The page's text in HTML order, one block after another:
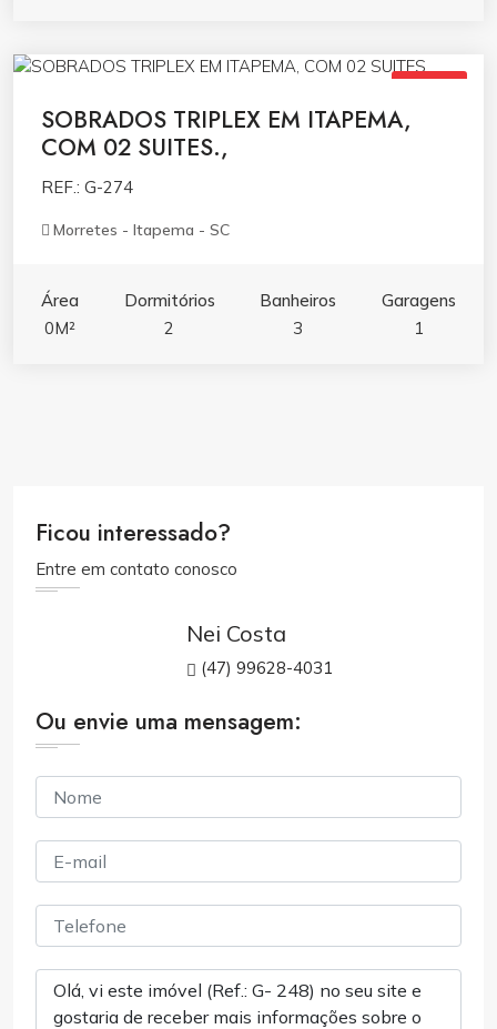
SOBRADOS TRIPLEX EM ITAPEMA,
COM 02 SUITES.,
REF.: G-274
Morretes - Itapema - SC
Área
0M²
Dormitórios
2
Banheiros
3
Garagens
1
Ficou interessado?
Entre em contato conosco
Nei Costa
(47) 99628-4031
Ou envie uma mensagem: